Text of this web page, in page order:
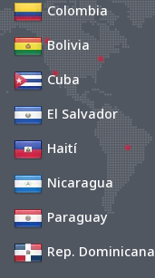
Colombia
Bolivia
Cuba
El Salvador
Haití
Nicaragua
Paraguay
Rep. Dominicana